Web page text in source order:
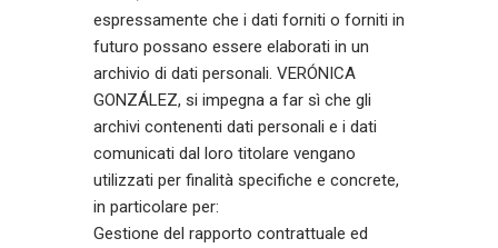
espressamente che i dati forniti o forniti in
futuro possano essere elaborati in un
archivio di dati personali. VERÓNICA
GONZÁLEZ, si impegna a far sì che gli
archivi contenenti dati personali e i dati
comunicati dal loro titolare vengano
utilizzati per finalità specifiche e concrete,
in particolare per:
Gestione del rapporto contrattuale ed